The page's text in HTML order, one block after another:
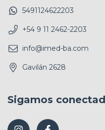
5491124622203
+54 9 11 2462-2203
info@imed-ba.com
Gavilán 2628
Sigamos